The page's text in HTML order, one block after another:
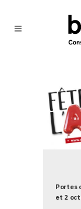
Portes
et 2